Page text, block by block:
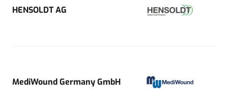
HENSOLDT AG
MediWound Germany GmbH